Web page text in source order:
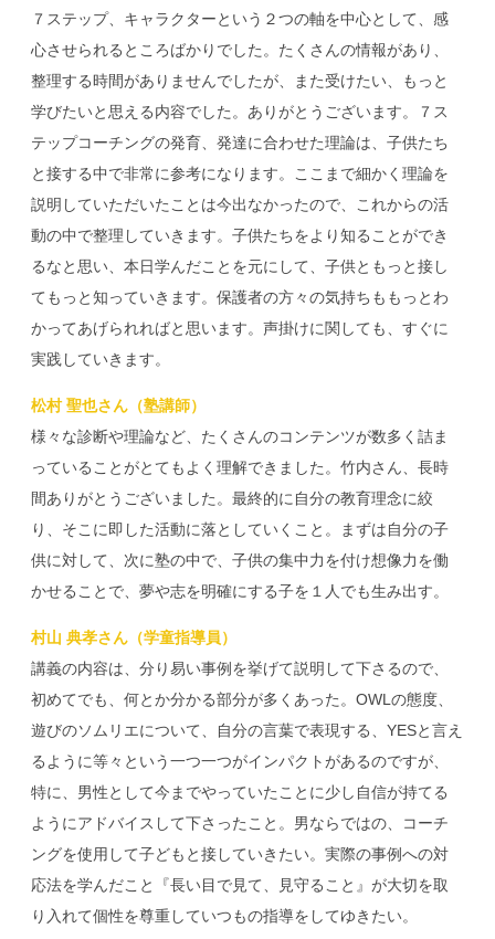
７ステップ、キャラクターという２つの軸を中心として、感
心させられるところばかりでした。たくさんの情報があり、
整理する時間がありませんでしたが、また受けたい、もっと
学びたいと思える内容でした。ありがとうございます。７ス
テップコーチングの発育、発達に合わせた理論は、子供たち
と接する中で非常に参考になります。ここまで細かく理論を
説明していただいたことは今出なかったので、これからの活
動の中で整理していきます。子供たちをより知ることができ
るなと思い、本日学んだことを元にして、子供ともっと接し
てもっと知っていきます。保護者の方々の気持ちももっとわ
かってあげられればと思います。声掛けに関しても、すぐに
実践していきます。
松村 聖也さん（塾講師）
様々な診断や理論など、たくさんのコンテンツが数多く詰ま
っていることがとてもよく理解できました。竹内さん、長時
間ありがとうございました。最終的に自分の教育理念に絞
り、そこに即した活動に落としていくこと。まずは自分の子
供に対して、次に塾の中で、子供の集中力を付け想像力を働
かせることで、夢や志を明確にする子を１人でも生み出す。
村山 典孝さん（学童指導員）
講義の内容は、分り易い事例を挙げて説明して下さるので、
初めてでも、何とか分かる部分が多くあった。OWLの態度、
遊びのソムリエについて、自分の言葉で表現する、YESと言え
るように等々という一つ一つがインパクトがあるのですが、
特に、男性として今までやっていたことに少し自信が持てる
ようにアドバイスして下さったこと。男ならではの、コーチ
ングを使用して子どもと接していきたい。実際の事例への対
応法を学んだこと『長い目で見て、見守ること』が大切を取
り入れて個性を尊重していつもの指導をしてゆきたい。